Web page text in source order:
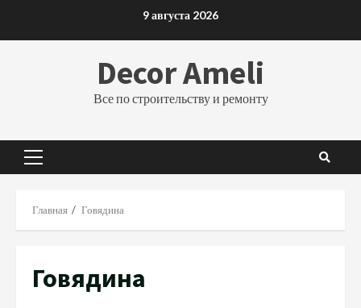
9 августа 2026
Decor Ameli
Все по строительству и ремонту
Основное
Главная Говядина
Говядина